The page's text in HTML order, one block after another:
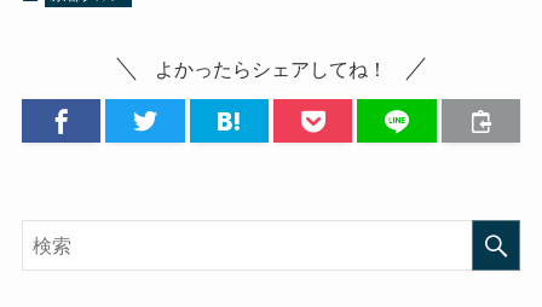
よかったらシェアしてね！